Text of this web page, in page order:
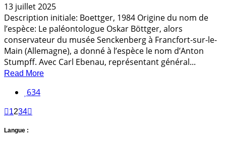
13 juillet 2025
Description initiale: Boettger, 1984 Origine du nom de
l’espèce: Le paléontologue Oskar Böttger, alors
conservateur du musée Senckenberg à Francfort-sur-le-
Main (Allemagne), a donné à l’espèce le nom d’Anton
Stumpff. Avec Carl Ebenau, représentant général...
Read More
634
1234
Langue :